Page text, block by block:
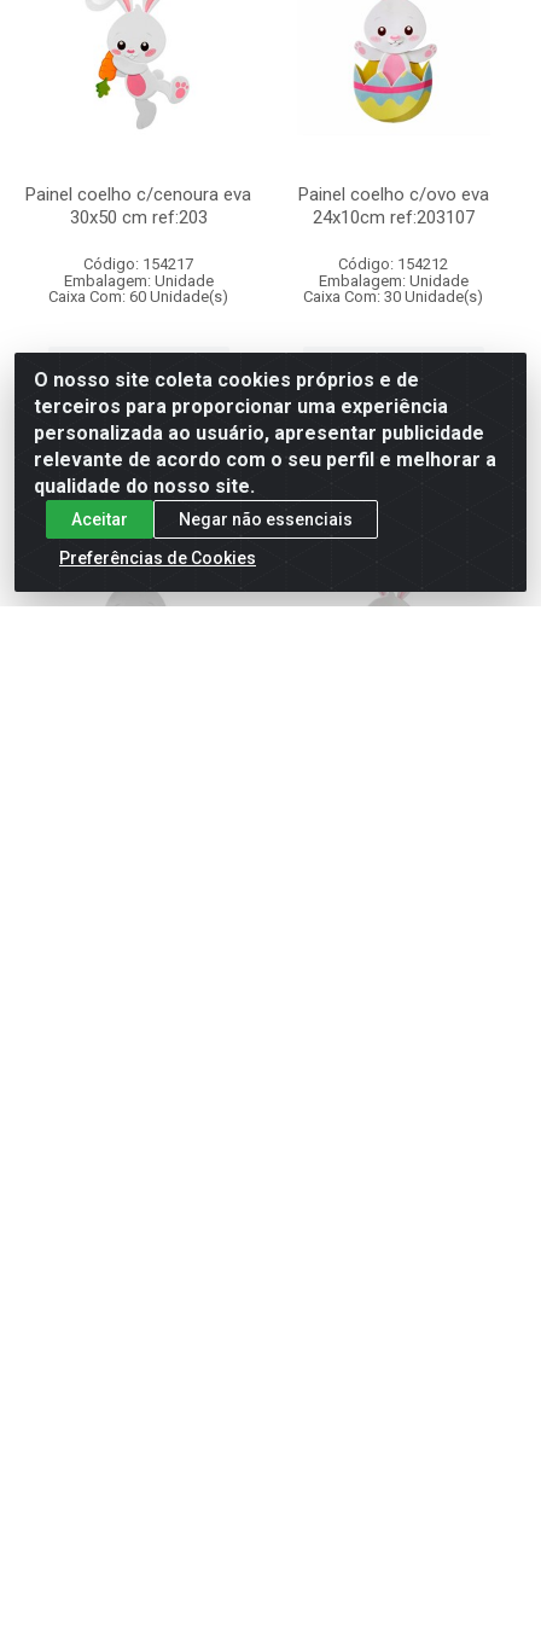
Painel coelho c/cenoura eva
30x50 cm ref:203
Código: 154217
Embalagem: Unidade
Caixa Com: 60 Unidade(s)
cadastre-se para
comprar.
Painel coelho c/ovo eva
24x10cm ref:203107
Código: 154212
Embalagem: Unidade
Caixa Com: 30 Unidade(s)
cadastre-se para
comprar.
O nosso site coleta cookies próprios e de
terceiros para proporcionar uma experiência
personalizada ao usuário, apresentar publicidade
relevante de acordo com o seu perfil e melhorar a
qualidade do nosso site.
Aceitar
Negar não essenciais
Preferências de Cookies